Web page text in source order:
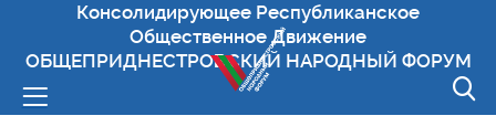
Консолидирующее Республиканское
Общественное Движение
ОБЩЕПРИДНЕСТРОВСКИЙ НАРОДНЫЙ ФОРУМ